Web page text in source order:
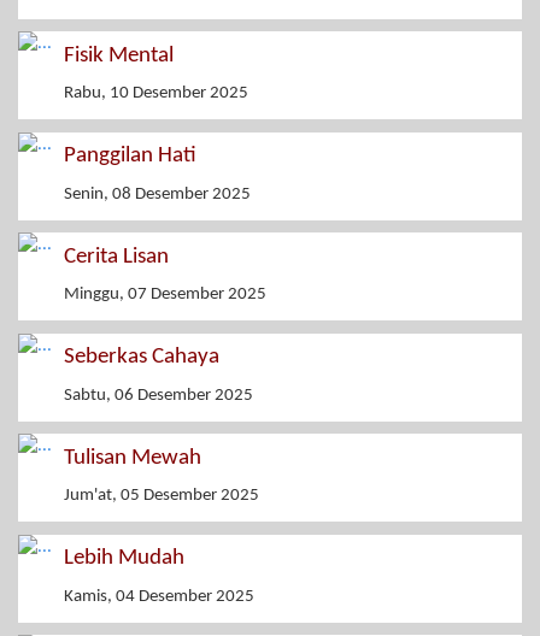
Fisik Mental
Rabu, 10 Desember 2025
Panggilan Hati
Senin, 08 Desember 2025
Cerita Lisan
Minggu, 07 Desember 2025
Seberkas Cahaya
Sabtu, 06 Desember 2025
Tulisan Mewah
Jum'at, 05 Desember 2025
Lebih Mudah
Kamis, 04 Desember 2025